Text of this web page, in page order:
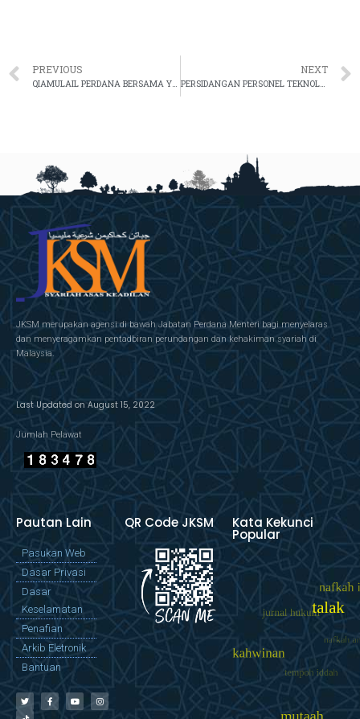
PREVIOUS
QIAMULAIL PERDANA BERSAMA YB MENTERI DI JABATAN PERDANA MENTERI (HAL EHWAL AGAMA) SIRI II
NEXT
PERSIDANGAN PERSONEL TEKNOLOGI MAKLUMAT DAN KOMUNIKASI ICT KALI KETIGA
JKSM merupakan agensi di bawah Jabatan Perdana Menteri bagi menyelaras
dan menyeragamkan pentadbiran perundangan dan kehakiman syariah di
Malaysia.
Last Updated on August 15, 2022
Jumlah Pelawat
Pautan Lain
Pasukan Web
Dasar Privasi
Dasar
Keselamatan
Penafian
Arkib Eletronik
Bantuan
QR Code JKSM Kata Kekunci
Popular